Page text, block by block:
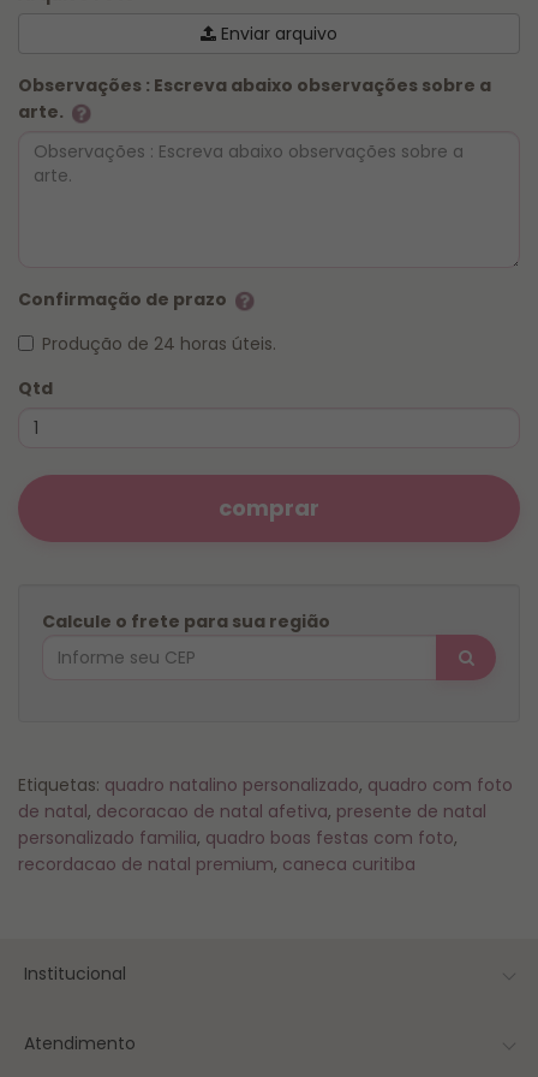
Enviar arquivo
Observações : Escreva abaixo observações sobre a
arte.
Confirmação de prazo
Produção de 24 horas úteis.
Qtd
comprar
Calcule o frete para sua região
Etiquetas: quadro natalino personalizado, quadro com foto
de natal, decoracao de natal afetiva, presente de natal
personalizado familia, quadro boas festas com foto,
recordacao de natal premium, caneca curitiba
Institucional
Atendimento